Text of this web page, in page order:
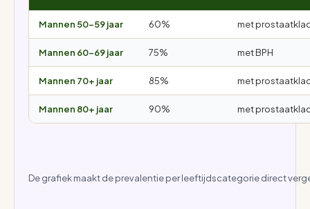
Mannen 50-59 jaar 60% met
Mannen 60-69 jaar 75% met BPH
Mannen 70+ jaar 85% met
Mannen 80+ jaar 90% met
De grafiek maakt de prevalentie per leeftijdscategorie direct